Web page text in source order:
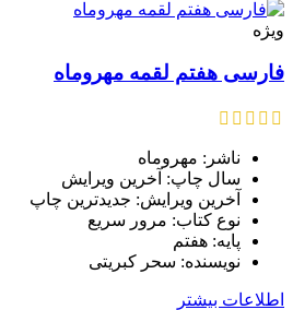
ویژه
فارسی هفتم لقمه مهروماه
ناشر: مهروماه
سال چاپ: آخرین ویرایش
آخرین ویرایش: جدیدترین چاپ
نوع کتاب: مرور سریع
پایه: هفتم
نویسنده: سحر کبریتی
اطلاعات بیشتر